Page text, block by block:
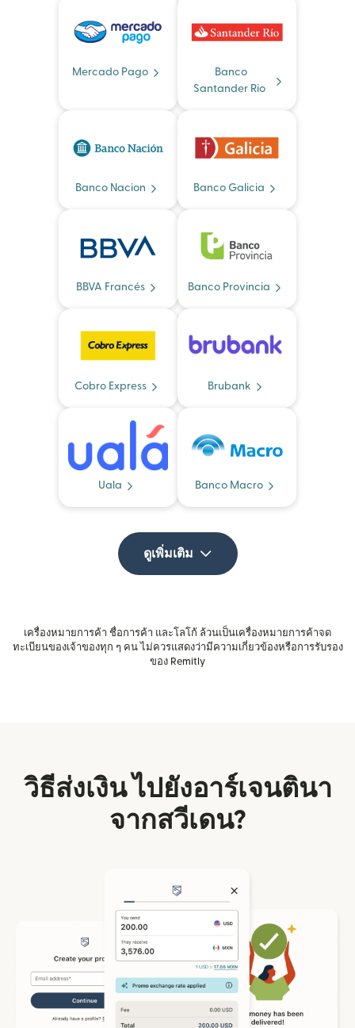
Mercado Pago
Banco
Santander Rio
Banco Nacion Banco Galicia
BBVA Francés Banco Provincia
Cobro Express Brubank
Uala Banco Macro
ดูเพิ่มเติม
เครื่องหมายการค้า ชื่อการค้า และโลโก้ ล้วนเป็นเครื่องหมายการค้าจด
ทะเบียนของเจ้าของทุก ๆ คน ไม่ควรแสดงว่ามีความเกี่ยวข้องหรือการรับรอง
ของ Remitly
วิธีส่งเงิน ไปยังอาร์เจนตินา
จากสวีเดน?